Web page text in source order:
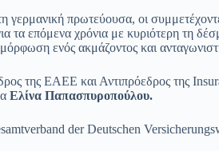
γερμανική πρωτεύουσα, οι
τα επόμενα χρόνια με κυριότερη τη
ενός ακμάζοντος και
της ΕΑΕΕ και Αντιπρόεδρος της
Ελίνα Παπασπυροπούλου.
der Deutschen